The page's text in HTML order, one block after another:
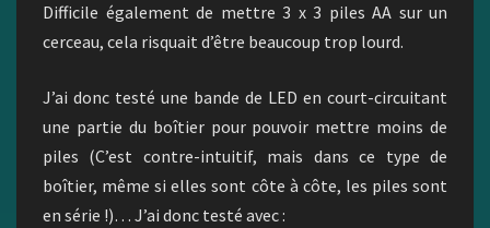
Difficile également de mettre 3 x 3 piles AA sur un
cerceau, cela risquait d’être beaucoup trop lourd.
J’ai donc testé une bande de LED en court-circuitant
une partie du boîtier pour pouvoir mettre moins de
piles (C’est contre-intuitif, mais dans ce type de
boîtier, même si elles sont côte à côte, les piles sont
en série !)… J’ai donc testé avec :